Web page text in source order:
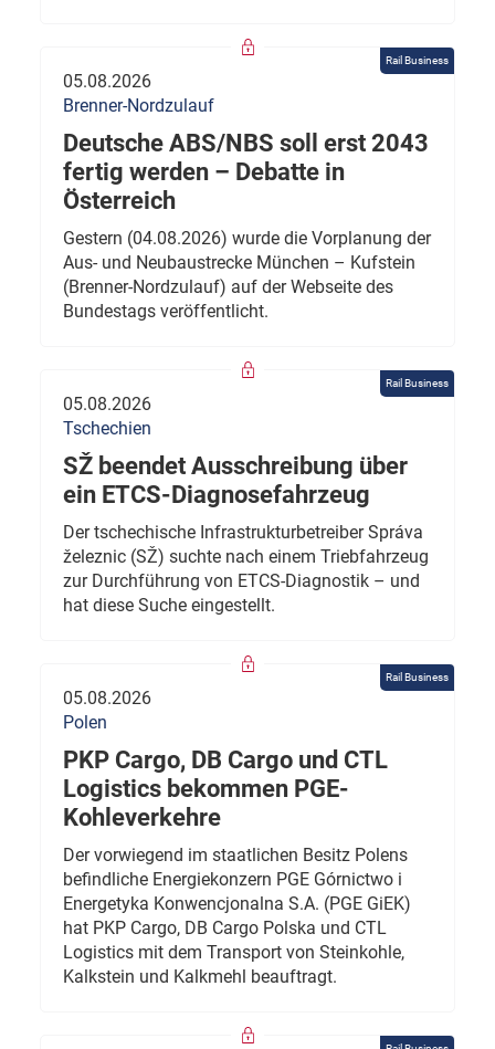
Rail Business
05.08.2026
Brenner-Nordzulauf
Deutsche ABS/NBS soll erst 2043
fertig werden – Debatte in
Österreich
Gestern (04.08.2026) wurde die Vorplanung der
Aus- und Neubaustrecke München – Kufstein
(Brenner-Nordzulauf) auf der Webseite des
Bundestags veröffentlicht.
Rail Business
05.08.2026
Tschechien
SŽ beendet Ausschreibung über
ein ETCS-Diagnosefahrzeug
Der tschechische Infrastrukturbetreiber Správa
železnic (SŽ) suchte nach einem Triebfahrzeug
zur Durchführung von ETCS-Diagnostik – und
hat diese Suche eingestellt.
Rail Business
05.08.2026
Polen
PKP Cargo, DB Cargo und CTL
Logistics bekommen PGE-
Kohleverkehre
Der vorwiegend im staatlichen Besitz Polens
befindliche Energiekonzern PGE Górnictwo i
Energetyka Konwencjonalna S.A. (PGE GiEK)
hat PKP Cargo, DB Cargo Polska und CTL
Logistics mit dem Transport von Steinkohle,
Kalkstein und Kalkmehl beauftragt.